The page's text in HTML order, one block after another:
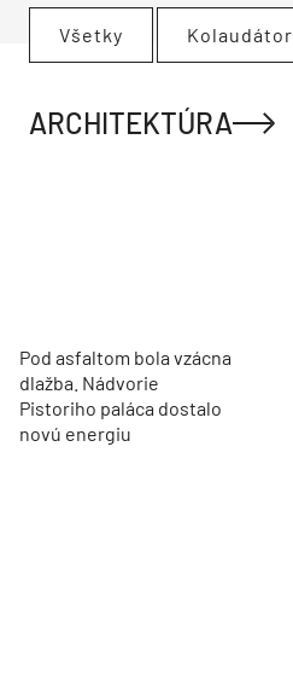
Všetky Kolaudátor
ARCHITEKTÚRA
Pod asfaltom bola vzácna
dlažba. Nádvorie
Pistoriho paláca dostalo
novú energiu